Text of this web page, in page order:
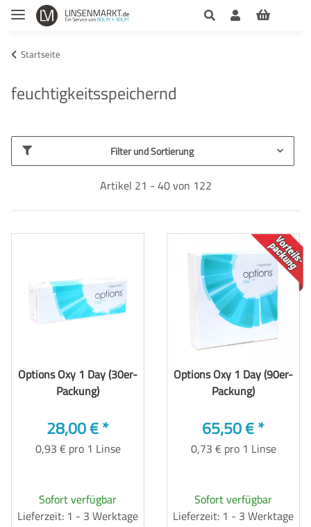
Startseite
feuchtigkeitsspeichernd
Filter und Sortierung
Artikel 21 - 40 von 122
Options Oxy 1 Day (30er-
Packung)
28,00 €*
0,93 € pro 1 Linse
Sofort verfügbar
Lieferzeit: 1 - 3 Werktage
TOP
Options Oxy 1 Day (90er-
Packung)
65,50 €*
0,73 € pro 1 Linse
Sofort verfügbar
Lieferzeit: 1 - 3 Werktage